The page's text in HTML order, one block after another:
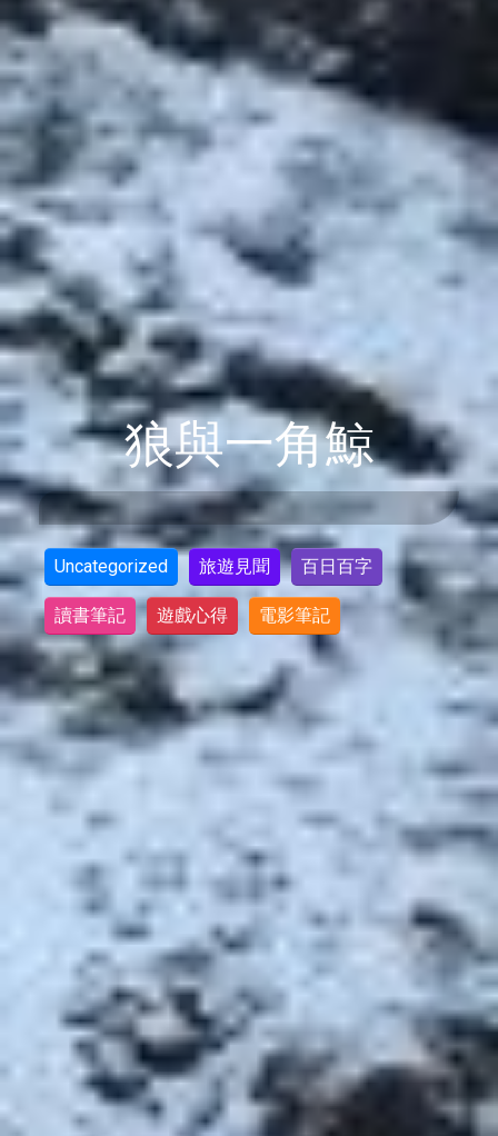
狼與一角鯨
Uncategorized 旅遊見聞 百日百字
讀書筆記 遊戲心得 電影筆記